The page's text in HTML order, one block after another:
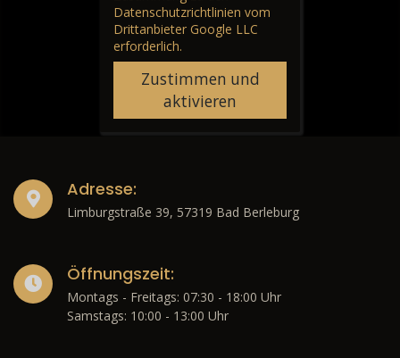
Für die Aktivierung der
Karten- und
Navigationsdienste ist Ihre
Zustimmung zu den
Datenschutzrichtlinien vom
Adresse:
Limburgstraße 39, 57319 Bad Berleburg